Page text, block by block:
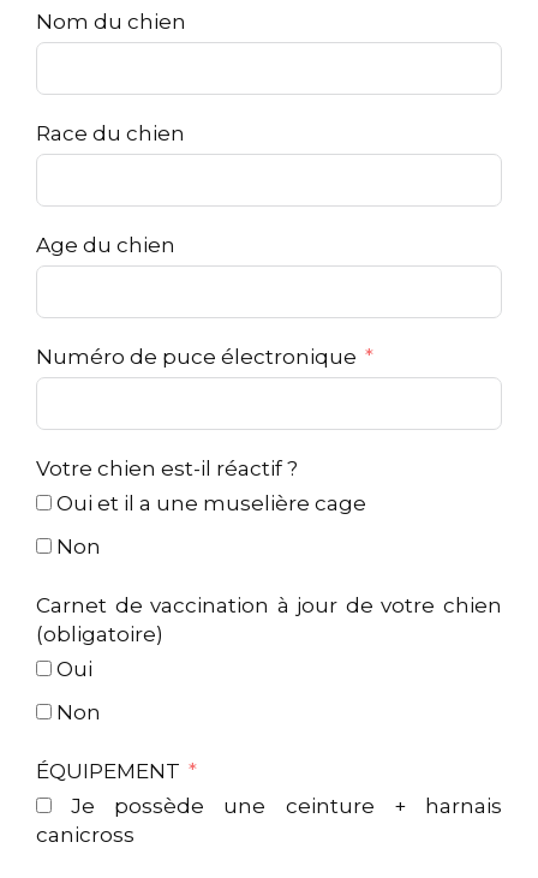
Nom du chien
Race du chien
Age du chien
Numéro de puce électronique
Votre chien est-il réactif ?
Oui et il a une muselière cage
Non
Carnet de vaccination à jour de votre chien
(obligatoire)
Oui
Non
ÉQUIPEMENT
Je possède une ceinture + harnais
canicross